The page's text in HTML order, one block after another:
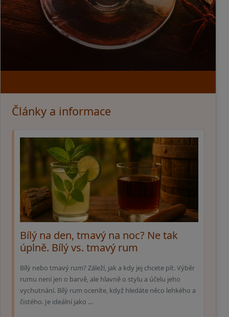
Články a informace
Bílý na den, tmavý na noc? Ne tak
úplně. Bílý vs. tmavý rum
Bílý nebo tmavý rum? Záleží, jak a kdy jej chcete pít. Výběr
rumu není jen o barvě, ale hlavně o stylu a účelu jeho
vychutnání. Bílý rum oceníte, když hledáte něco lehkého a
čistého. Je ideální jako …